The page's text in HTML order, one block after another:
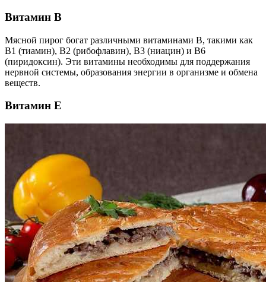
Витамин B
Мясной пирог богат различными витаминами B, такими как
B1 (тиамин), B2 (рибофлавин), B3 (ниацин) и B6
(пиридоксин). Эти витамины необходимы для поддержания
нервной системы, образования энергии в организме и обмена
веществ.
Витамин Е